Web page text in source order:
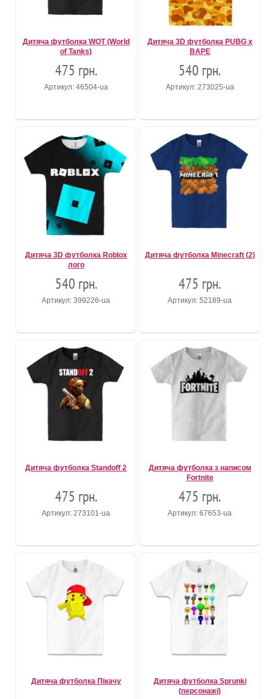
Дитяча футболка WOT (World
of Tanks)
475 грн.
Артикул: 46504-ua
Дитяча 3D футболка PUBG x
BAPE
540 грн.
Артикул: 273025-ua
Дитяча 3D футболка Roblox
лого
540 грн.
Артикул: 399226-ua
Дитяча футболка Minecraft (2)
475 грн.
Артикул: 52189-ua
Дитяча футболка Standoff 2
475 грн.
Артикул: 273101-ua
Дитяча футболка з написом
Fortnite
475 грн.
Артикул: 67653-ua
Дитяча футболка Пікачу
Дитяча футболка Sprunki
(персонажі)